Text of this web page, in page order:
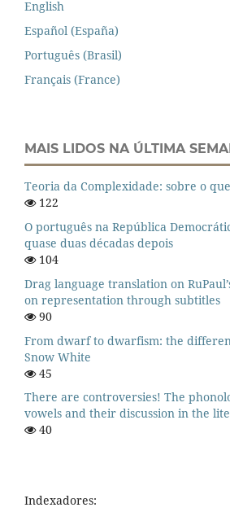
English
Español (España)
Português (Brasil)
Français (France)
MAIS LIDOS NA ÚLTIMA
Teoria da Complexidade: sobre o
122
O português na República
quase duas décadas depois
104
Drag language translation on
on representation through subtitles
90
From dwarf to dwarfism: the
Snow White
45
There are controversies! The
vowels and their discussion in the
40
Indexadores: